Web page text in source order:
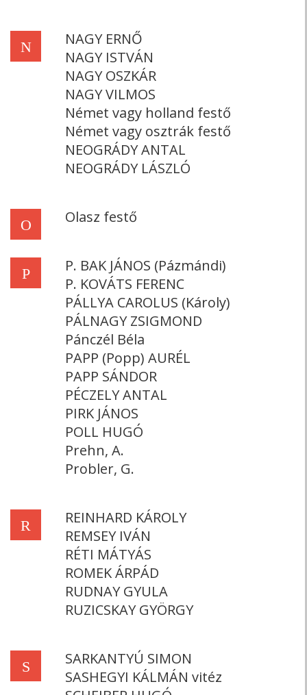
N
NAGY ERNŐ
NAGY ISTVÁN
NAGY OSZKÁR
NAGY VILMOS
Német vagy holland festő
Német vagy osztrák festő
NEOGRÁDY ANTAL
NEOGRÁDY LÁSZLÓ
O Olasz festő
P
P. BAK JÁNOS (Pázmándi)
P. KOVÁTS FERENC
PÁLLYA CAROLUS (Károly)
PÁLNAGY ZSIGMOND
Pánczél Béla
PAPP (Popp) AURÉL
PAPP SÁNDOR
PÉCZELY ANTAL
PIRK JÁNOS
POLL HUGÓ
Prehn, A.
Probler, G.
R
REINHARD KÁROLY
REMSEY IVÁN
RÉTI MÁTYÁS
ROMEK ÁRPÁD
RUDNAY GYULA
RUZICSKAY GYÖRGY
S
SARKANTYÚ SIMON
SASHEGYI KÁLMÁN vitéz